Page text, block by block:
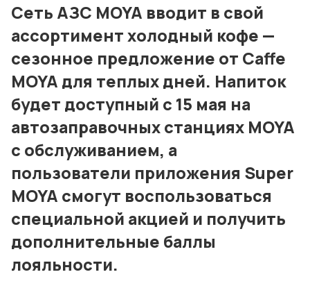
Лучшие АЗС мира
Мнения
Подписка
Условия использования материалов
Политика конфиденциальности и cookie
Сеть АЗС MOYA вводит в свой
ассортимент холодный кофе —
сезонное предложение от Caffe
MOYA для теплых дней. Напиток
будет доступный с 15 мая на
автозаправочных станциях MOYA
с обслуживанием, а
пользователи приложения Super
MOYA смогут воспользоваться
специальной акцией и получить
дополнительные баллы
лояльности.